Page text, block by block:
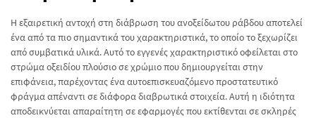
Η εξαιρετική αντοχή στη διάβρωση του ανοξείδωτου ράβδου αποτελεί
ένα από τα πιο σημαντικά του χαρακτηριστικά, το οποίο το ξεχωρίζει
από συμβατικά υλικά. Αυτό το εγγενές χαρακτηριστικό οφείλεται στο
στρώμα οξειδίου πλούσιο σε χρώμιο που δημιουργείται στην
επιφάνεια, παρέχοντας ένα αυτοεπισκευαζόμενο προστατευτικό
φράγμα απέναντι σε διάφορα διαβρωτικά στοιχεία. Αυτή η ιδιότητα
αποδεικνύεται απαραίτητη σε εφαρμογές που εκτίθενται σε σκληρές